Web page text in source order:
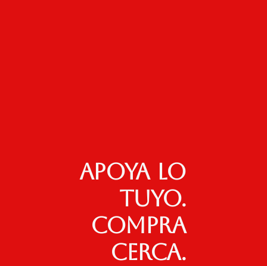
Apoya lo
tuyo.
Compra
cerca.